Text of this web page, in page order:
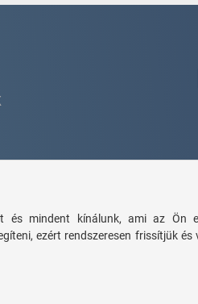
és mindent kínálunk, ami az Ön
ezért rendszeresen frissítjük